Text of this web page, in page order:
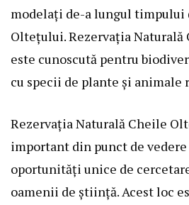
modelați de-a lungul timpului
Oltețului. Rezervația
este cunoscută pentru
cu specii de plante și animale
Rezervația Naturală Cheile
important din punct de
oportunități unice de
oamenii de știință. Acest loc